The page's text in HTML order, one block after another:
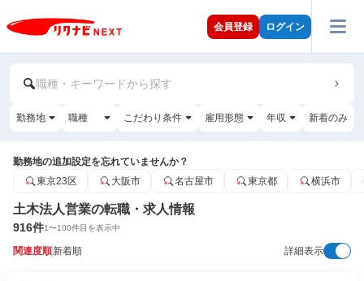
会員登録 ログイン
職種・キーワードから探す
勤務地 職種 こだわり条件 雇用形態 年収 新着のみ
勤務地の追加設定を忘れていませんか？
東京23区
大阪市 名古屋市 東京都 横浜市
土木法人営業の転職・求人情報
916件1〜100件目を表示中
関連度順新着順 詳細表示